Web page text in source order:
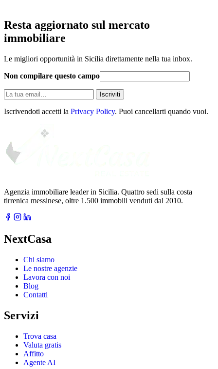
Resta aggiornato sul mercato
immobiliare
Le migliori opportunità in Sicilia direttamente nella tua inbox.
Non compilare questo campo
La
tua
email
Iscriviti
Iscrivendoti accetti la Privacy Policy. Puoi cancellarti quando vuoi.
Agenzia immobiliare leader in Sicilia. Quattro sedi sulla costa
tirrenica messinese, oltre 1.500 immobili venduti dal 2010.
NextCasa
Chi siamo
Le nostre agenzie
Lavora con noi
Blog
Contatti
Servizi
Trova casa
Valuta gratis
Affitto
Agente AI